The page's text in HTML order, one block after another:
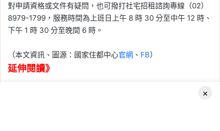
對申請資格或文件有疑問，也可撥打社宅招租諮詢專線（02）
8979-1799，服務時間為上班日上午 8 時 30 分至中午 12 時、
下午 1 時 30 分至晚間 6 時。
（本文資訊、圖源：國家住都中心官網 、 FB）
延伸閱讀》
×